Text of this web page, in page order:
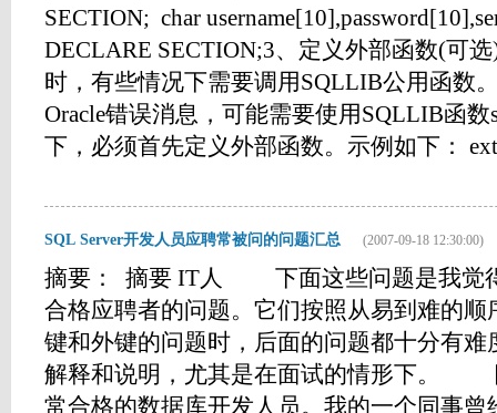
SECTION; char
DECLARE SECTION;3、定义外部函数(可
时，有些情况下需要调用SQLLIB公用函数
Oracle错误消息，可能需要使用SQLLIB函
下，必须首先定义外部函数。示例如下：
SQL Server开发人员应聘常被问的问题汇总 (2007-09-18 12:30:00)
摘要： 摘要 IT人 下面这些问题是我觉
合格应聘者的问题。它们按照从易到难的
键和外键的问题时，后面的问题都十分有
解释和说明，尤其是在面试的情形下。
常合格的数据库开发人员。我的一个同事曾